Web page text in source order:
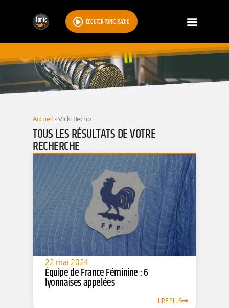
ÉCOUTER TONIC RADIO
RESULTATS
Accueil»Vicki Becho
TOUS LES RÉSULTATS DE VOTRE
RECHERCHE
22 mai 2024
Équipe de France Féminine : 6
lyonnaises appelées
LIRE PLUS